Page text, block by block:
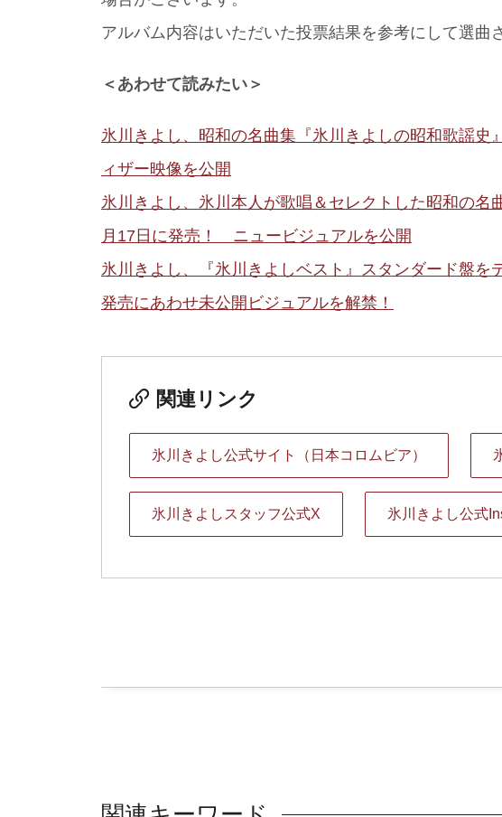
アルバム内容はいただいた投票結果を参考にして選曲
＜あわせて読みたい＞
氷川きよし、昭和の名曲集『氷川きよしの昭和歌謡
ィザー映像を公開
氷川きよし、氷川本人が歌唱＆セレクトした昭和の名
月17日に発売！ ニュービジュアルを公開
氷川きよし、『氷川きよしベスト』スタンダード盤
発売にあわせ未公開ビジュアルを解禁！
関連リンク
氷川きよし公式サイト（日本コロムビア）
氷川きよしスタッフ公式X 氷川きよし公式